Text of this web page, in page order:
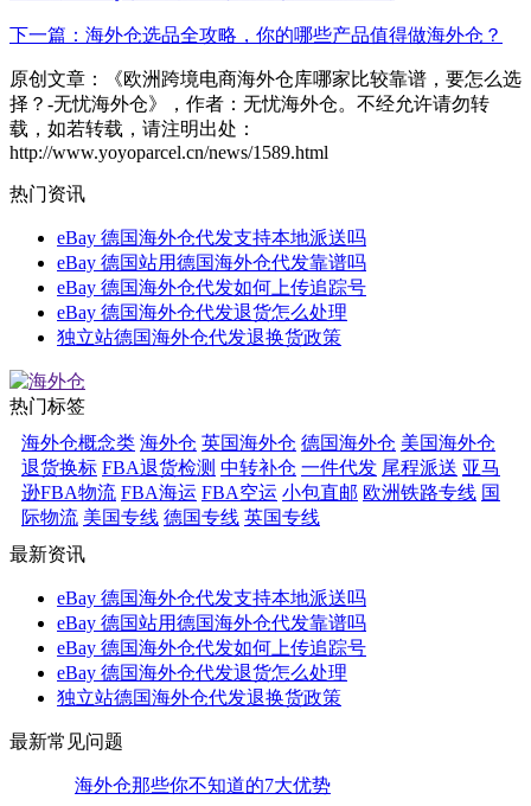
下一篇：海外仓选品全攻略，你的哪些产品值得做海外仓？
原创文章：《欧洲跨境电商海外仓库哪家比较靠谱，要怎么选
择？-无忧海外仓》，作者：无忧海外仓。不经允许请勿转
载，如若转载，请注明出处：
http://www.yoyoparcel.cn/news/1589.html
热门资讯
eBay 德国海外仓代发支持本地派送吗
eBay 德国站用德国海外仓代发靠谱吗
eBay 德国海外仓代发如何上传追踪号
eBay 德国海外仓代发退货怎么处理
独立站德国海外仓代发退换货政策
热门标签
海外仓概念类 海外仓 英国海外仓 德国海外仓 美国海外仓
退货换标 FBA退货检测 中转补仓 一件代发 尾程派送 亚马
逊FBA物流 FBA海运 FBA空运 小包直邮 欧洲铁路专线 国
际物流 美国专线 德国专线 英国专线
最新资讯
eBay 德国海外仓代发支持本地派送吗
eBay 德国站用德国海外仓代发靠谱吗
eBay 德国海外仓代发如何上传追踪号
eBay 德国海外仓代发退货怎么处理
独立站德国海外仓代发退换货政策
最新常见问题
海外仓那些你不知道的7大优势